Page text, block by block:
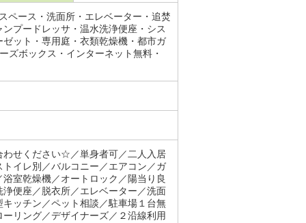
ペース・洗面所・エレベーター・追焚
プードレッサ・温水洗浄便座・シス
ット・専用庭・衣類乾燥機・都市ガ
ズボックス・インターネット無料・
わせください☆／単身者可／二人入居
イレ別／バルコニー／エアコン／ガ
室乾燥機／オートロック／陽当り良
便座／脱衣所／エレベーター／洗面
ッチン／ペット相談／駐車場１台無
リング／デザイナーズ／２沿線利用